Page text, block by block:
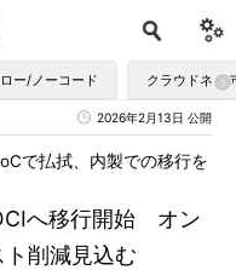
ロー/ノーコード クラウドネイ
2026年2月13日 公開
へ移行開始 オン
削減見込む
で払拭、内製での移行を